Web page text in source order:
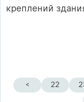
креплений
< 22